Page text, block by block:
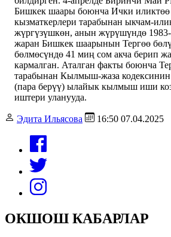
Бишкек шаары боюнча Ички иликтөө
кызматкерлери тарабынан ыкчам-
жүргүзүшкөн, анын жүрүшүндө
жаран Бишкек шаарынын Тергөө
бөлмөсүндө 41 миң сом акча берип
кармалган. Аталган факты боюнча
тарабынан Кылмыш-жаза кодексинин
(пара берүү) ылайык кылмыш иши
иштери уланууда.
Эдита Ильясова 16:50 07.04.2025
ОКШОШ КАБАРЛАР